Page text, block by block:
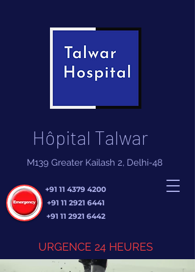
Hôpital Talwar
+91 11 4379 4200
+91 11 2921 6441
+91 11 2921 6442
URGENCE 24 HEURES
M139 Greater Kailash 2, Delhi-48